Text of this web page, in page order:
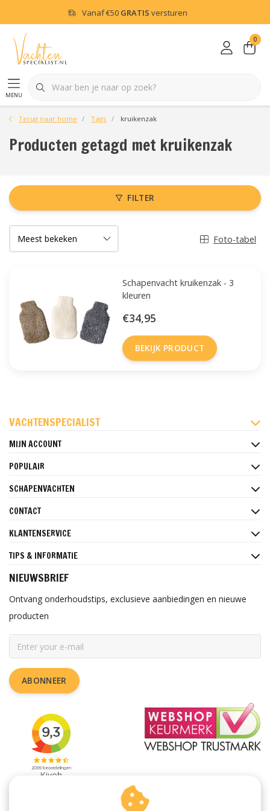
Vanaf€50 GRATIS versturen
menu
0
Terug naar home Tags kruikenzak
Producten getagd met kruikenzak
FILTER
Foto-tabel
Schapenvacht kruikenzak - 3
kleuren
€34,95
BEKIJK PRODUCT
VACHTENSPECIALIST
MIJN ACCOUNT
POPULAIR
SCHAPENVACHTEN
CONTACT
KLANTENSERVICE
TIPS & INFORMATIE
NIEUWSBRIEF
Ontvang onderhoudstips, exclusieve aanbiedingen en nieuwe
producten
ABONNEER